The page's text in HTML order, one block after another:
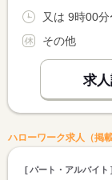
その他
求
ハローワーク求人（掲
パート・アルバイト